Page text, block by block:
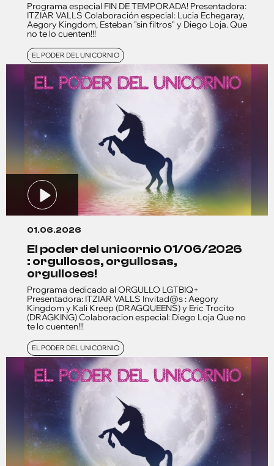
Programa especial FIN DE TEMPORADA! Presentadora:
ITZIAR VALLS Colaboración especial: Lucia Echegaray,
Aegory Kingdom, Esteban "sin filtros" y Diego Loja. Que
no te lo cuenten!!!
EL PODER DEL UNICORNIO
01.06.2026
el poder del unicornio 01/06/2026
: orgullosos, orgullosas,
orgulloses!
Programa dedicado al ORGULLO LGTBIQ+
Presentadora: ITZIAR VALLS Invitad@s : Aegory
Kingdom y Kali Kreep (DRAGQUEENS) y Eric Trocito
(DRAGKING) Colaboracion especial: Diego Loja Que no
te lo cuenten!!!
EL PODER DEL UNICORNIO